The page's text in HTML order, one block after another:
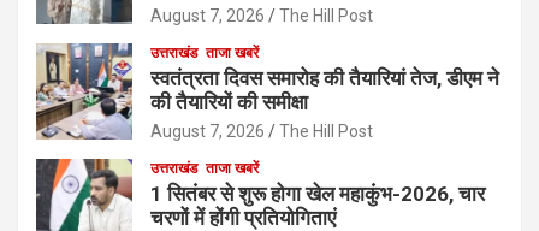
August 7, 2026 The Hill Post
उत्तराखंड ताजा खबरें
स्वतंत्रता दिवस समारोह की तैयारियां तेज, डीएम ने
की तैयारियों की समीक्षा
August 7, 2026 The Hill Post
उत्तराखंड ताजा खबरें
1 सितंबर से शुरू होगा खेल महाकुंभ-2026, चार
चरणों में होंगी प्रतियोगिताएं